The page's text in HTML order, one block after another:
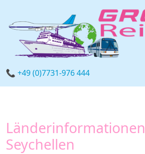
📞 +49 (0)7731-976 444
Länderinformationen
Seychellen